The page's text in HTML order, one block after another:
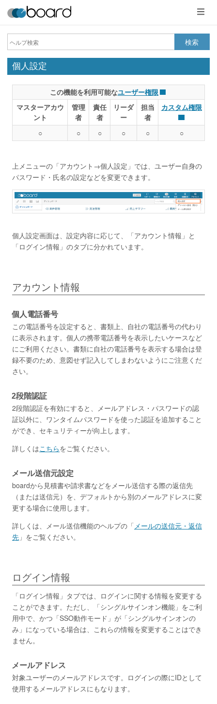
メ
ニ
ュ
ー
検索
個人設定
この機能を利用可能なユーザー権限
マスターアカウ
ント
管理
者
責任
者
リーダ
ー
担当
者
カスタム権限
○ ○ ○ ○ ○ ○
上メニューの「アカウント→個人設定」では、ユーザー自身の
パスワード・氏名の設定などを変更できます。
個人設定画面は、設定内容に応じて、「アカウント情報」と
「ログイン情報」のタブに分かれています。
アカウント情報
個人電話番号
この電話番号を設定すると、書類上、自社の電話番号の代わり
に表示されます。個人の携帯電話番号を表示したいケースなど
にご利用ください。書類に自社の電話番号を表示する場合は登
録不要のため、意図せず記入してしまわないようにご注意くだ
さい。
2段階認証
2段階認証を有効にすると、メールアドレス・パスワードの認
証以外に、ワンタイムパスワードを使った認証を追加すること
ができ、セキュリティーが向上します。
詳しくはこちらをご覧ください。
メール送信元設定
boardから見積書や請求書などをメール送信する際の返信先
（または送信元）を、デフォルトから別のメールアドレスに変
更する場合に使用します。
詳しくは、メール送信機能のヘルプの「メールの送信元・返信
先 」をご覧ください。
ログイン情報
「ログイン情報」タブでは、ログインに関する情報を変更する
ことができます。ただし、「シングルサインオン機能」をご利
用中で、かつ「SSO動作モード」が「シングルサインオンの
み」になっている場合は、これらの情報を変更することはでき
ません。
メールアドレス
対象ユーザーのメールアドレスです。ログインの際にIDとして
使用するメールアドレスにもなります。